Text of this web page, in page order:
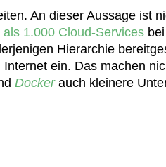
An dieser Aussage ist
als 1.000 Cloud-Services
Hierarchie
ein. Das machen
Docker auch kleinere